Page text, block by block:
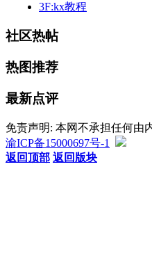
3F:kx教程
社区热帖
热图推荐
最新点评
免责声明: 本网不承担任何由
渝ICP备15000697号-1
返回顶部 返回版块